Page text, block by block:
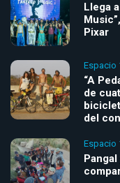
Llega
Pixar
Espacio
“A
de
del
Espacio